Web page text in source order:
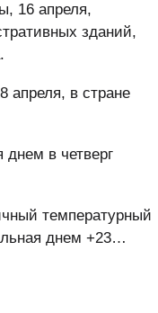
16 апреля,
зданий,
апреля, в стране
в четверг
температурный
днем +23…